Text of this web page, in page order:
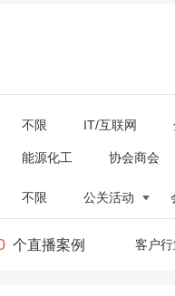
不限 IT/互联网
能源化工 协会商会
不限 公关活动
个直播案例 客户行